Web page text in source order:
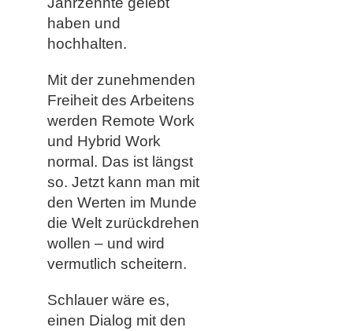
haben und
hochhalten.
Mit der zunehmenden
Freiheit des Arbeitens
werden Remote Work
und Hybrid Work
normal. Das ist längst
so. Jetzt kann man mit
den Werten im Munde
die Welt zurückdrehen
wollen – und wird
vermutlich scheitern.
Schlauer wäre es,
einen Dialog mit den